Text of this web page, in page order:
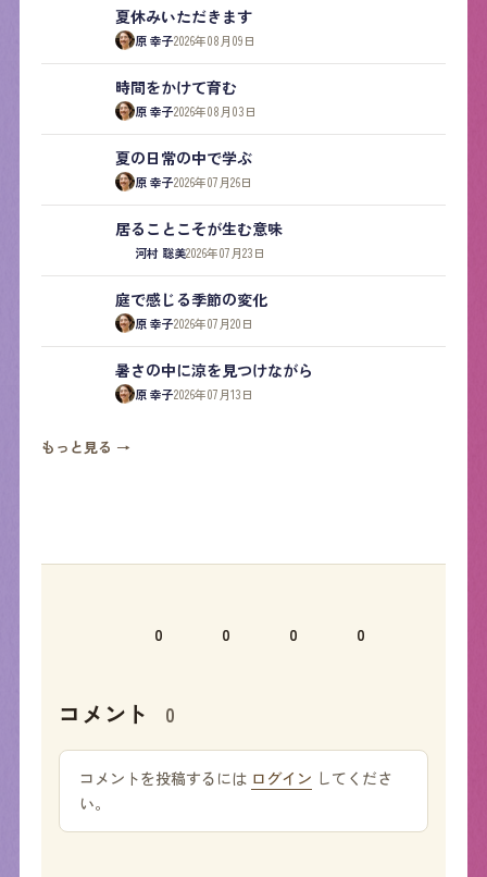
夏休みいただきます
原 幸子2026年08月09日
時間をかけて育む
原 幸子2026年08月03日
夏の日常の中で学ぶ
原 幸子2026年07月26日
居ることこそが生む意味
河村 聡美2026年07月23日
庭で感じる季節の変化
原 幸子2026年07月20日
暑さの中に涼を見つけながら
原 幸子2026年07月13日
もっと見る →
0 0 0 0
コメント 0
コメントを投稿するには ログイン してくださ
い。